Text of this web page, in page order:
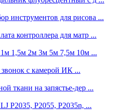
инструментов для рисова ...
контроллера для матр ...
1,5м 2м 3м 5м 7,5м 10м ...
с камерой ИК ...
ткани на запястье-дер ...
P2035, P2055, P2035n, ...